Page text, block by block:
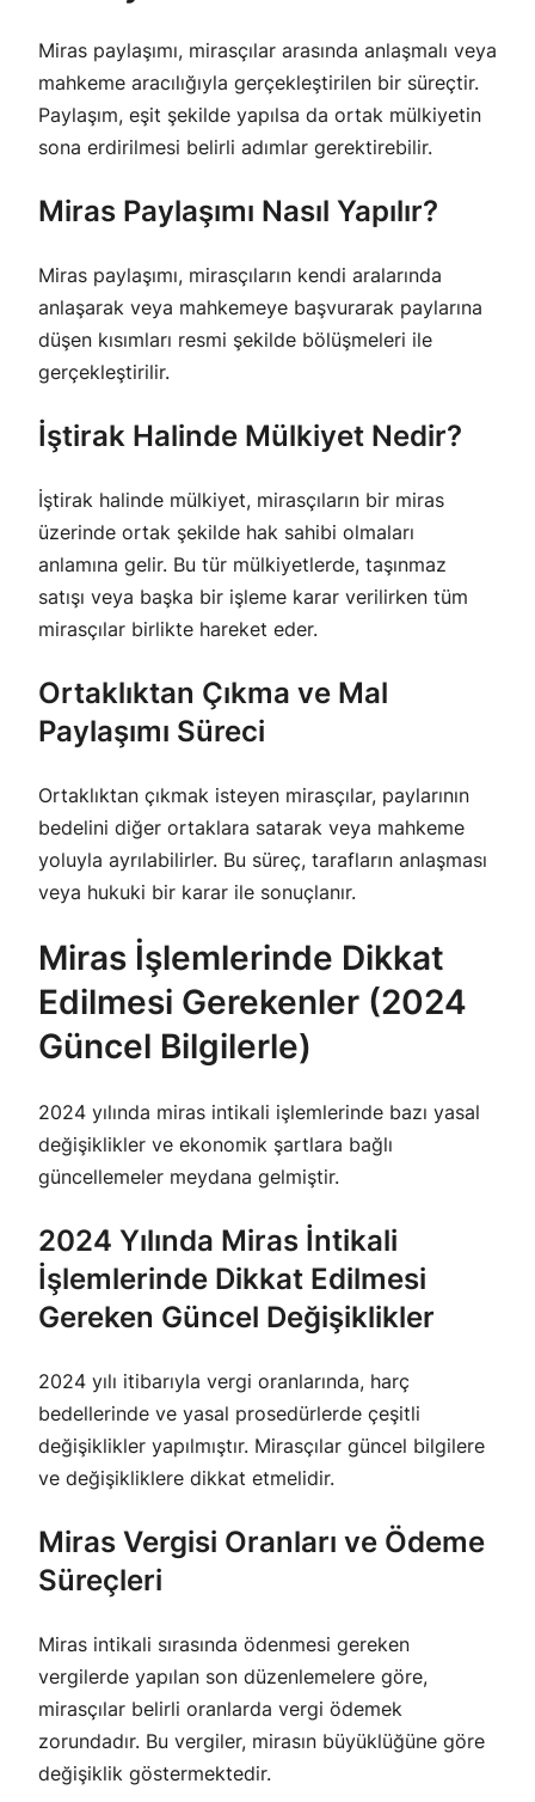
Miras paylaşımı, mirasçılar arasında anlaşmalı veya
mahkeme aracılığıyla gerçekleştirilen bir süreçtir.
Paylaşım, eşit şekilde yapılsa da ortak mülkiyetin
sona erdirilmesi belirli adımlar gerektirebilir.
Miras Paylaşımı Nasıl Yapılır?
Miras paylaşımı, mirasçıların kendi aralarında
anlaşarak veya mahkemeye başvurarak paylarına
düşen kısımları resmi şekilde bölüşmeleri ile
gerçekleştirilir.
İştirak Halinde Mülkiyet Nedir?
İştirak halinde mülkiyet, mirasçıların bir miras
üzerinde ortak şekilde hak sahibi olmaları
anlamına gelir. Bu tür mülkiyetlerde, taşınmaz
satışı veya başka bir işleme karar verilirken tüm
mirasçılar birlikte hareket eder.
Ortaklıktan Çıkma ve Mal
Paylaşımı Süreci
Ortaklıktan çıkmak isteyen mirasçılar, paylarının
bedelini diğer ortaklara satarak veya mahkeme
yoluyla ayrılabilirler. Bu süreç, tarafların anlaşması
veya hukuki bir karar ile sonuçlanır.
Miras İşlemlerinde Dikkat
Edilmesi Gerekenler (2024
Güncel Bilgilerle)
2024 yılında miras intikali işlemlerinde bazı yasal
değişiklikler ve ekonomik şartlara bağlı
güncellemeler meydana gelmiştir.
2024 Yılında Miras İntikali
İşlemlerinde Dikkat Edilmesi
Gereken Güncel Değişiklikler
2024 yılı itibarıyla vergi oranlarında, harç
bedellerinde ve yasal prosedürlerde çeşitli
değişiklikler yapılmıştır. Mirasçılar güncel bilgilere
ve değişikliklere dikkat etmelidir.
Miras Vergisi Oranları ve Ödeme
Süreçleri
Miras intikali sırasında ödenmesi gereken
vergilerde yapılan son düzenlemelere göre,
mirasçılar belirli oranlarda vergi ödemek
zorundadır. Bu vergiler, mirasın büyüklüğüne göre
değişiklik göstermektedir.